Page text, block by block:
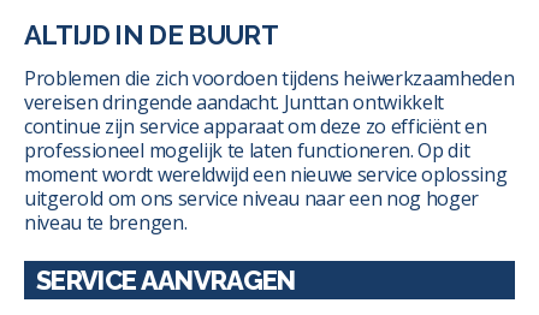
ALTIJD IN DE BUURT
Problemen die zich voordoen tijdens heiwerkzaamheden
vereisen dringende aandacht. Junttan ontwikkelt
continue zijn service apparaat om deze zo efficiënt en
professioneel mogelijk te laten functioneren. Op dit
moment wordt wereldwijd een nieuwe service oplossing
uitgerold om ons service niveau naar een nog hoger
niveau te brengen.
SERVICE AANVRAGEN